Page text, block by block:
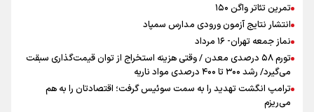
تمرین تئاتر واگن ۱۵۰
انتشار نتایج آزمون ورودی مدارس سمپاد
نماز جمعه تهران- ۱۶ مرداد
تورم ۵۸ درصدی معدن / وقتی هزینه استخراج از توان قیمت‌گذاری سبقت
می‌گیرد/ رشد ۳۰۰ تا ۴۰۰ درصدی مواد ناریه
ترامپ انگشت تهدید را به سمت سوئیس گرفت؛ اقتصادتان را به هم
می‌ریزم